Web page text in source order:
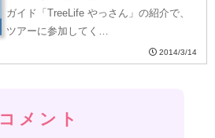
ガイド「TreeLife やっさん」の紹介で、
ツアーに参加してく…
2014/3/14
コメント